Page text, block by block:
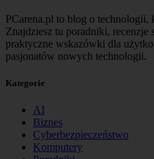
PCarena.pl to blog o technologii,
Znajdziesz tu poradniki,
praktyczne wskazówki dla
pasjonatów nowych technologii.
Kategorie
AI
Biznes
Cyberbezpieczeństwo
Komputery